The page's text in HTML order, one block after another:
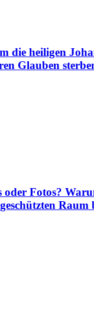
die heiligen
Glauben
oder Fotos?
Raum